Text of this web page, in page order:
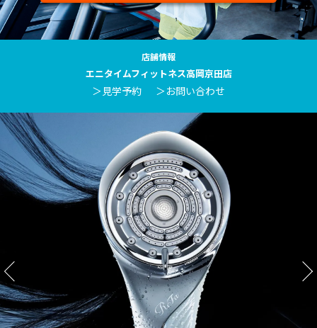
店舗情報
エニタイムフィットネス高岡京田店
＞見学予約 ＞お問い合わせ